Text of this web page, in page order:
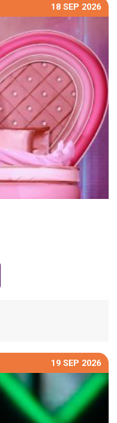
18 SEP 2026
19 SEP 2026